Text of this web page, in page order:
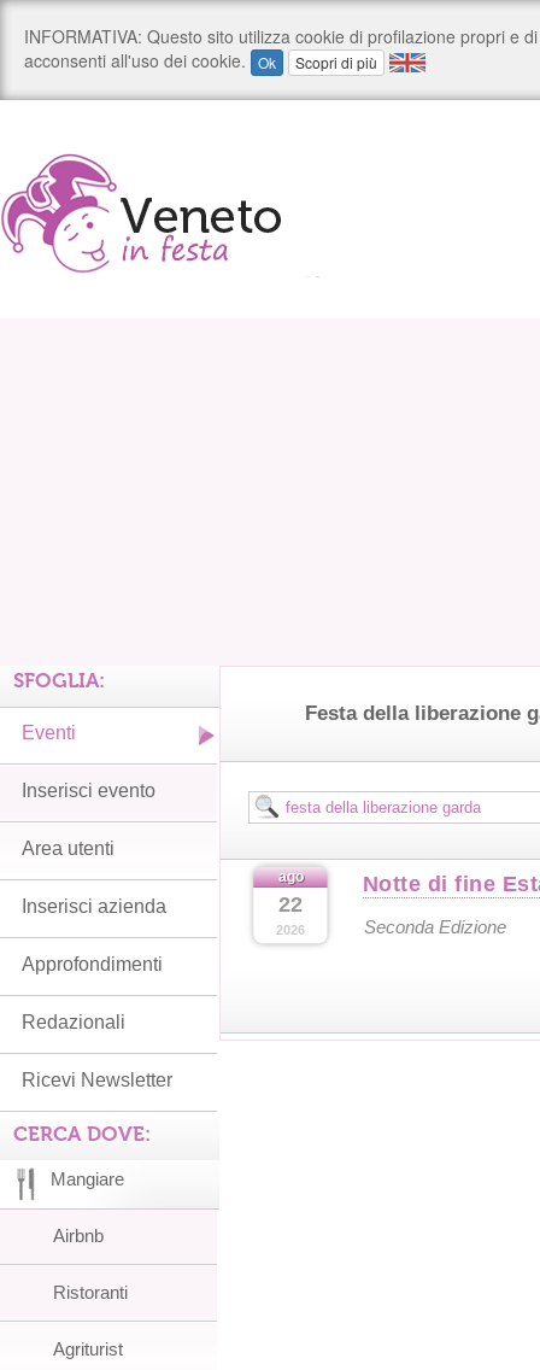
Festa della liberazione
ago
22
2026
Notte di fine
Seconda Edizione
SFOGLIA:
Eventi
Inserisci evento
Area utenti
Inserisci azienda
Approfondimenti
Redazionali
Ricevi Newsletter
CERCA DOVE:
Mangiare
Airbnb
Ristoranti
Agriturist